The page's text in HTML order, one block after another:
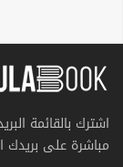
اشترك بالقائمة
مباشرة على بريدك